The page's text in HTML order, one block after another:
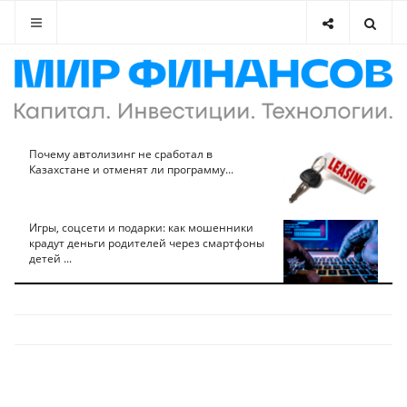
Почему автолизинг не сработал в
Казахстане и отменят ли программу...
Игры, соцсети и подарки: как мошенники
крадут деньги родителей через смартфоны
детей ...